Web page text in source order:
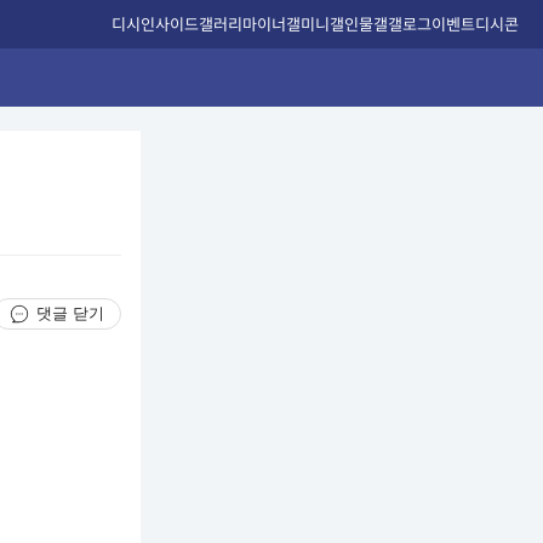
디시인사이드갤러리마이너갤미니갤인물갤갤로그이벤트디시콘
댓글 닫기